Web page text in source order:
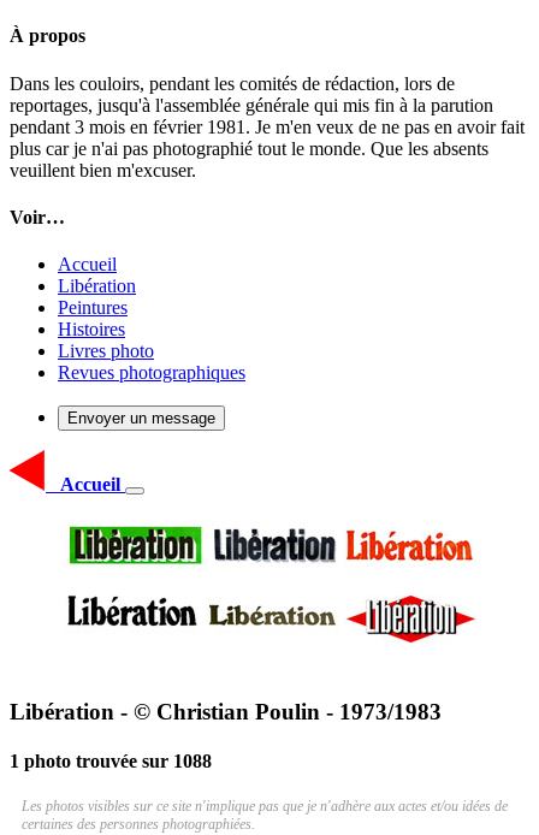
À propos
Dans les couloirs, pendant les comités de rédaction, lors de
reportages, jusqu'à l'assemblée générale qui mis fin à la parution
pendant 3 mois en février 1981. Je m'en veux de ne pas en avoir fait
plus car je n'ai pas photographié tout le monde. Que les absents
veuillent bien m'excuser.
Voir…
Accueil
Libération
Peintures
Histoires
Livres photo
Revues photographiques
Envoyer un message
Accueil
Libération - © Christian Poulin - 1973/1983
1 photo trouvée sur 1088
Les photos visibles sur ce site n'implique pas que je n'adhère aux actes et/ou idées de
certaines des personnes photographiées.